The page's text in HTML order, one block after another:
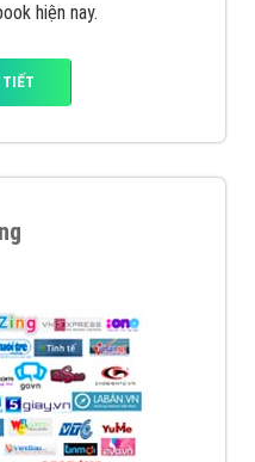
hiện nay.
TIẾT